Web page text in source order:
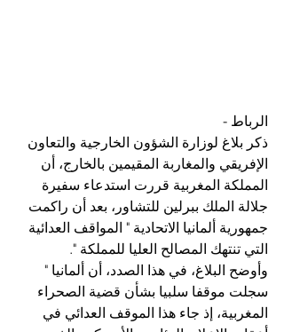
الرباط -
ذكر بلاغ لوزارة الشؤون الخارجية والتعاون
الإفريقي والمغاربة المقيمين بالخارج، أن
المملكة المغربية قررت استدعاء سفيرة
جلالة الملك ببرلين للتشاور، بعد أن راكمت
جمهورية ألمانيا الاتحادية " المواقف العدائية
التي تنتهك المصالح العليا للمملكة ".
وأوضح البلاغ، في هذا الصدد، أن ألمانيا "
سجلت موقفا سلبيا بشأن قضية الصحراء
المغربية، إذ جاء هذا الموقف العدائي في